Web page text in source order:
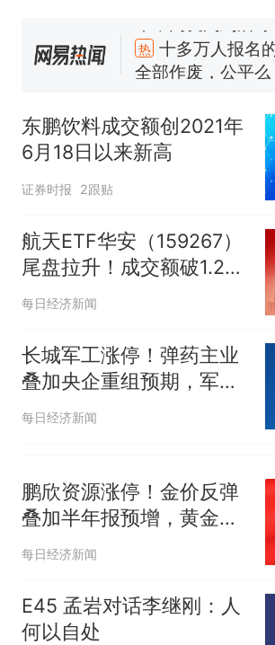
鸟市场搬了，但
热 十多万人报名
全部作废，公平么
东鹏饮料成交额创2021年
6月18日以来新高
证券时报 2跟贴
航天ETF华安（159267）
尾盘拉升！成交额破1.2亿
元，持续在同指数中领先
每日经济新闻
长城军工涨停！弹药主业
叠加央企重组预期，军工
板块上行窗口逐步显现
每日经济新闻
鹏欣资源涨停！金价反弹
叠加半年报预增，黄金板
块长期配置价值凸显
每日经济新闻
E45 孟岩对话李继刚：人
何以自处